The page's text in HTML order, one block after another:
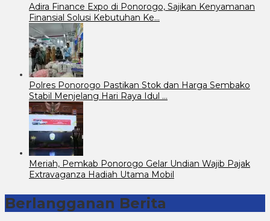
Adira Finance Expo di Ponorogo, Sajikan Kenyamanan
Finansial Solusi Kebutuhan Ke…
Polres Ponorogo Pastikan Stok dan Harga Sembako
Stabil Menjelang Hari Raya Idul …
Meriah, Pemkab Ponorogo Gelar Undian Wajib Pajak
Extravaganza Hadiah Utama Mobil
Berlangganan Berita